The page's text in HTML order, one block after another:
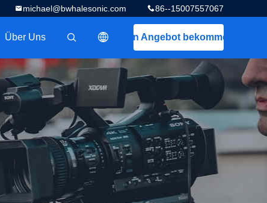
86--15007557067
michael@bwhalesonic.com
Ein Angebot bekommen
描述
Über Uns